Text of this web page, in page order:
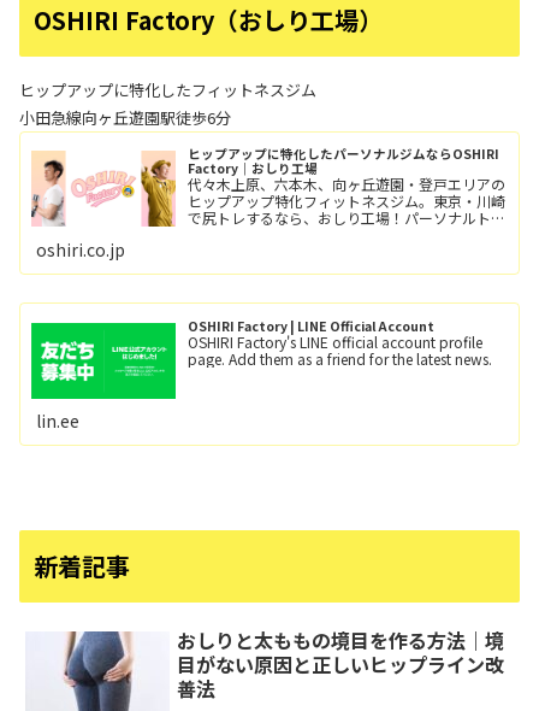
OSHIRI Factory（おしり工場）
ヒップアップに特化したフィットネスジム
小田急線向ヶ丘遊園駅徒歩6分
ヒップアップに特化したパーソナルジムならOSHIRI
Factory｜おしり工場
代々木上原、六本木、向ヶ丘遊園・登戸エリアの
ヒップアップ特化フィットネスジム。東京・川崎
で尻トレするなら、おしり工場！パーソナルトレ
oshiri.co.jp
OSHIRI Factory | LINE Official Account
OSHIRI Factory's LINE official account profile
page. Add them as a friend for the latest news.
lin.ee
新着記事
おしりと太ももの境目を作る方法｜境
目がない原因と正しいヒップライン改
善法